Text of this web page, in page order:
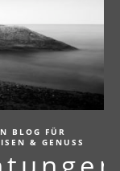
BLOG FÜR
& GENUSS